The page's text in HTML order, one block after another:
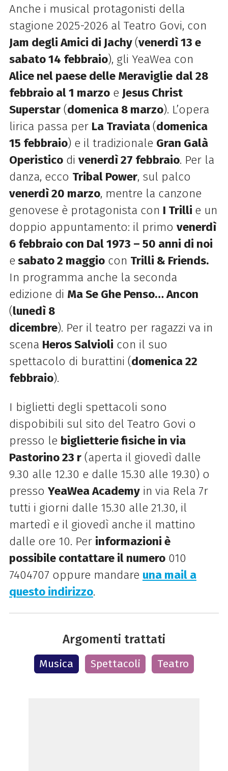
Anche i musical protagonisti della
stagione 2025-2026 al Teatro Govi, con
Jam degli Amici di Jachy(venerdì 13 e
sabato 14 febbraio), gli YeaWea con
Alice nel paese delle Meraviglie dal 28
febbraio al 1 marzoe Jesus Christ
Superstar(domenica 8 marzo). L’opera
lirica passa per La Traviata(domenica
15 febbraio) e il tradizionale Gran Galà
Operisticodi venerdì 27 febbraio. Per la
danza, ecco Tribal Power, sul palco
venerdì 20 marzo, mentre la canzone
genovese è protagonista con I Trilli e un
doppio appuntamento: il primo venerdì
6 febbraio con Dal 1973 – 50 anni di noi
e sabato 2 maggiocon Trilli & Friends.
In programma anche la seconda
edizione di Ma Se Ghe Penso… Ancon
(lunedì 8
dicembre). Per il teatro per ragazzi va in
scena Heros Salvioli con il suo
spettacolo di burattini (domenica 22
febbraio).
I biglietti degli spettacoli sono
dispobibili sul sito del Teatro Govi o
presso le biglietterie fisiche in via
Pastorino 23 r(aperta il giovedì dalle
9.30 alle 12.30 e dalle 15.30 alle 19.30) o
presso YeaWea Academyin via Rela 7r
tutti i giorni dalle 15.30 alle 21.30, il
martedì e il giovedì anche il mattino
dalle ore 10. Per informazioni è
possibile contattare il numero010
7404707 oppure mandare una mail a
questo indirizzo.
Argomenti trattati
Musica Spettacoli Teatro